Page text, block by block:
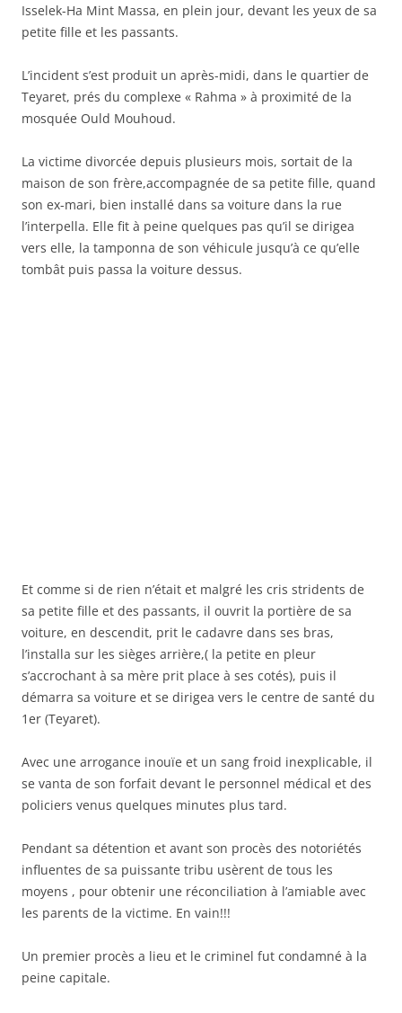
Isselek-Ha Mint Massa, en plein jour, devant les yeux de sa
petite fille et les passants.
L’incident s’est produit un après-midi, dans le quartier de
Teyaret, prés du complexe « Rahma » à proximité de la
mosquée Ould Mouhoud.
La victime divorcée depuis plusieurs mois, sortait de la
maison de son frère,accompagnée de sa petite fille, quand
son ex-mari, bien installé dans sa voiture dans la rue
l’interpella. Elle fit à peine quelques pas qu’il se dirigea
vers elle, la tamponna de son véhicule jusqu’à ce qu’elle
tombât puis passa la voiture dessus.
Et comme si de rien n’était et malgré les cris stridents de
sa petite fille et des passants, il ouvrit la portière de sa
voiture, en descendit, prit le cadavre dans ses bras,
l’installa sur les sièges arrière,( la petite en pleur
s’accrochant à sa mère prit place à ses cotés), puis il
démarra sa voiture et se dirigea vers le centre de santé du
1er (Teyaret).
Avec une arrogance inouïe et un sang froid inexplicable, il
se vanta de son forfait devant le personnel médical et des
policiers venus quelques minutes plus tard.
Pendant sa détention et avant son procès des notoriétés
influentes de sa puissante tribu usèrent de tous les
moyens , pour obtenir une réconciliation à l’amiable avec
les parents de la victime. En vain!!!
Un premier procès a lieu et le criminel fut condamné à la
peine capitale.